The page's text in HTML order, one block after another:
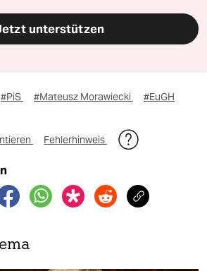
unterstützen
#PiS #Mateusz Morawiecki #EuGH
Fehlerhinweis